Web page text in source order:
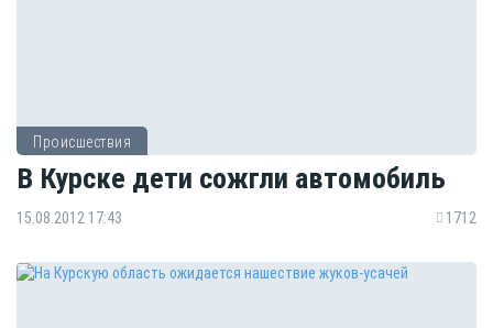
Происшествия
В Курске дети сожгли автомобиль
15.08.2012 17:43 1712